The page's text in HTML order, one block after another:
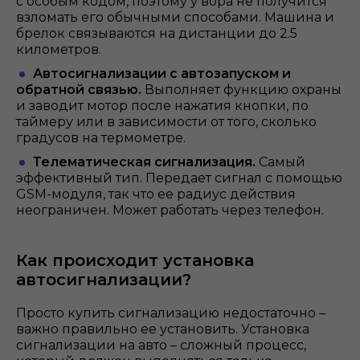
взломать его обычными способами. Машина и
брелок связываются на дистанции до 2.5
километров.
Автосигнализации с автозапуском и
обратной связью. Выполняет функцию охраны
и заводит мотор после нажатия кнопки, по
таймеру или в зависимости от того, сколько
градусов на термометре.
Телематическая сигнализация. Самый
эффективный тип. Передает сигнал с помощью
GSM-модуля, так что ее радиус действия
неограничен. Может работать через телефон.
Как происходит установка
автосигнализации?
Просто купить сигнализацию недостаточно –
важно правильно ее установить. Установка
сигнализации на авто – сложный процесс,